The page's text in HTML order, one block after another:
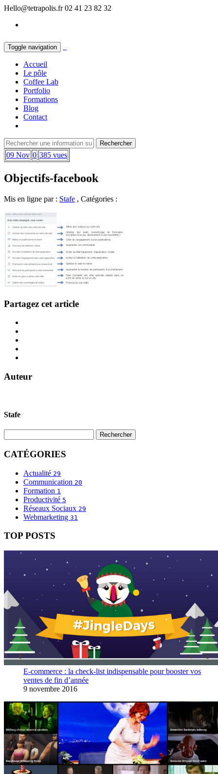
Hello@tetrapolis.fr 02 41 23 82 32
Toggle navigation
Accueil
Le pôle
Coffee Lab
Portfolio
Formations
Blog
Contact
09 Nov 0 385 vues
Objectifs-facebook
Mis en ligne par : Stafe , Catégories :
Partagez cet article
Auteur
Stafe
CATÉGORIES
Actualité 29
Communication 20
Formation 1
Productivité 5
Réseaux Sociaux 29
Webmarketing 31
TOP POSTS
E-commerce : la check-list indispensable pour booster vos
ventes de fin d’année
9 novembre 2016